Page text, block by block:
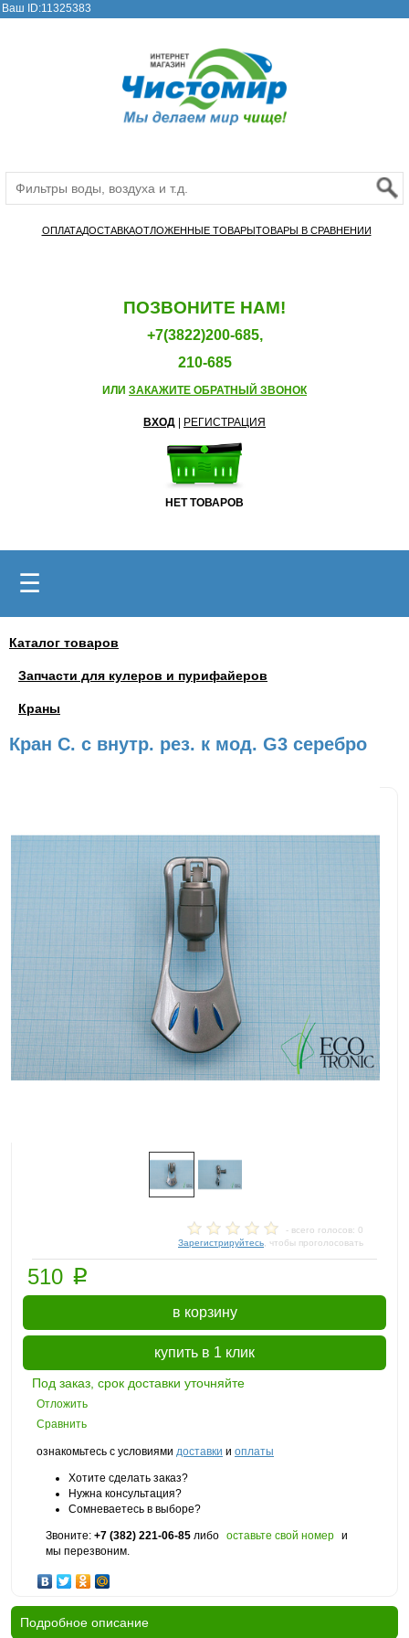
Ваш ID:11325383
ОПЛАТАДОСТАВКАОТЛОЖЕННЫЕ ТОВАРЫТОВАРЫ В СРАВНЕНИИ
ПОЗВОНИТЕ НАМ!
+7(3822)200-685,
210-685
ИЛИ ЗАКАЖИТЕ ОБРАТНЫЙ ЗВОНОК
ВХОД РЕГИСТРАЦИЯ
НЕТ ТОВАРОВ
☰
Каталог товаров
Запчасти для кулеров и пурифайеров
Краны
Кран С. с внутр. рез. к мод. G3 серебро
- всего голосов: 0
Зарегистрируйтесь , чтобы проголосовать
510 p
в корзину
купить в 1 клик
Под заказ, срок доставки уточняйте
Отложить
Сравнить
ознакомьтесь с условиями доставки и оплаты
Хотите сделать заказ?
Нужна консультация?
Сомневаетесь в выборе?
Звоните: +7 (382) 221-06-85 либо оставьте свой номер и
мы перезвоним.
Подробное описание